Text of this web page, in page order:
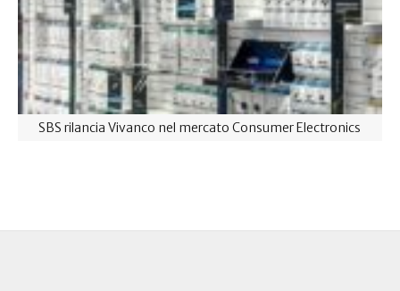
SBS rilancia Vivanco nel mercato Consumer Electronics